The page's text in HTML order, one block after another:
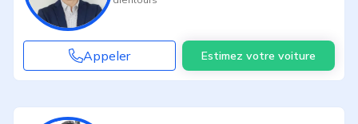
Appeler Estimez votre voiture